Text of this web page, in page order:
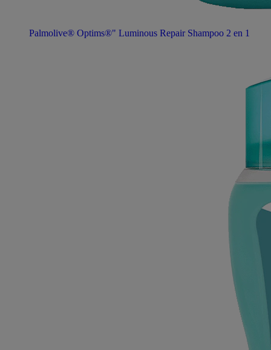
Palmolive® Optims®" Luminous Repair Shampoo 2 en 1